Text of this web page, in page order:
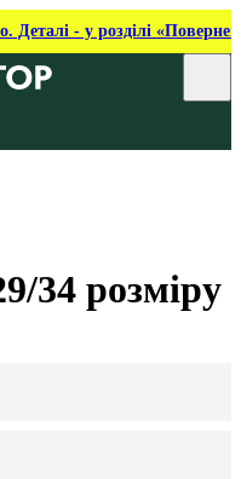
Деталі - у розділі
34 розміру